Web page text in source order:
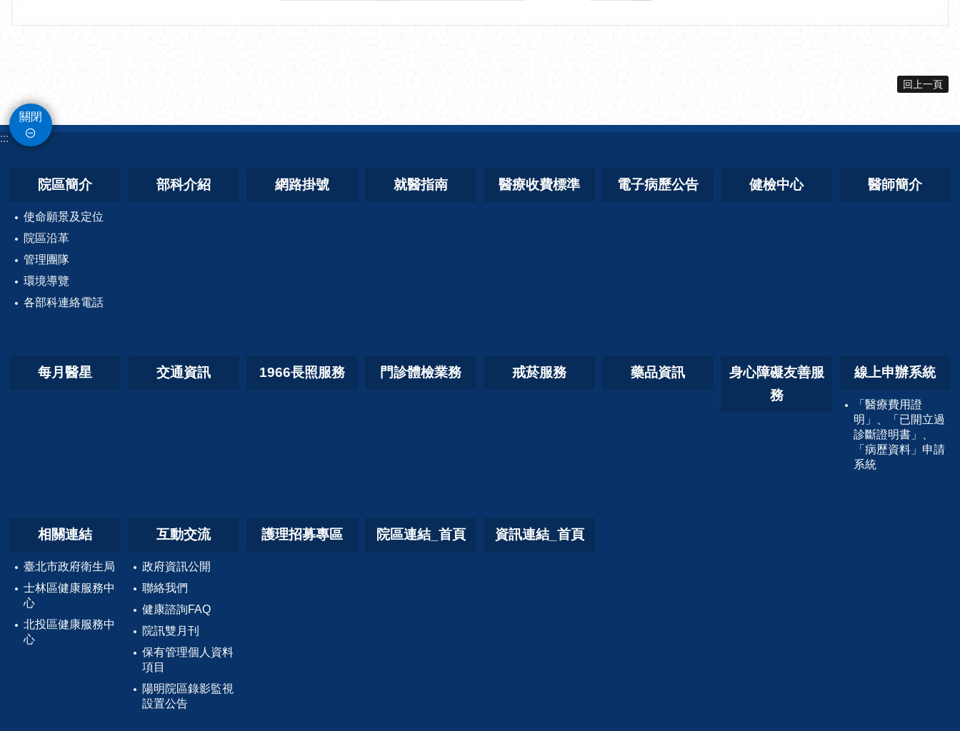
回上一頁
關閉
:::
院區簡介
使命願景及定位
院區沿革
管理團隊
環境導覽
各部科連絡電話
部科介紹 網路掛號 就醫指南 醫療收費標準 電子病歷公告 健檢中心 醫師簡介
每月醫星 交通資訊 1966長照服務 門診體檢業務 戒菸服務 藥品資訊
身心障礙友善服
務
線上申辦系統
「醫療費用證
明」、「已開立過
診斷證明書」、
「病歷資料」申請
系統
相關連結
臺北市政府衛生局
士林區健康服務中
心
北投區健康服務中
心
互動交流
政府資訊公開
聯絡我們
健康諮詢FAQ
院訊雙月刊
保有管理個人資料
項目
陽明院區錄影監視
設置公告
護理招募專區 院區連結_首頁 資訊連結_首頁